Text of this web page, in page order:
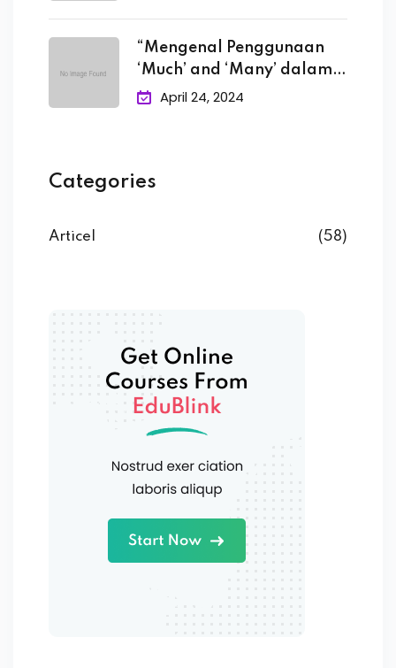
“Mengenal Penggunaan
‘Much’ and ‘Many’ dalam
Bahasa
April 24, 2024
Categories
Articel (58)